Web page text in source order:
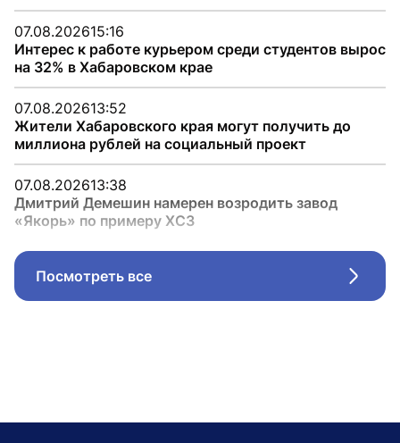
07.08.202615:16
Интерес к работе курьером среди студентов вырос
на 32% в Хабаровском крае
07.08.202613:52
Жители Хабаровского края могут получить до
миллиона рублей на социальный проект
07.08.202613:38
Дмитрий Демешин намерен возродить завод
«Якорь» по примеру ХСЗ
Посмотреть все